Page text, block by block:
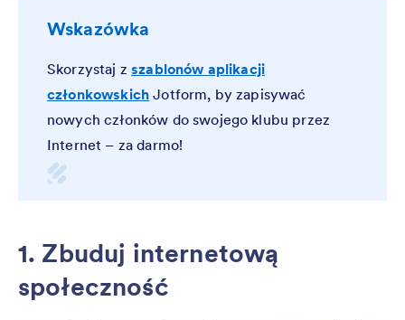
Wskazówka
Skorzystaj zszablonów aplikacji
członkowskich Jotform, by zapisywać
nowych członków do swojego klubu przez
Internet – za darmo!
1. Zbuduj internetową
społeczność